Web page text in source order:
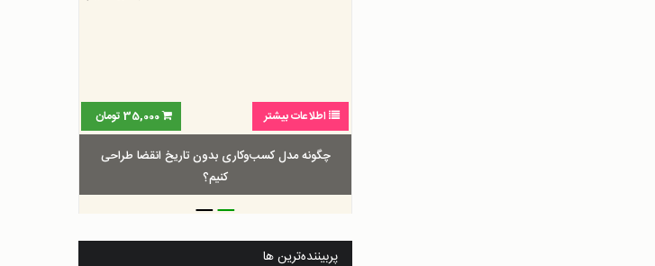
اطلاعات بیشتر 35,000تومان
چگونه مدل کسب‌و‌کاری بدون تاریخ انقضا طراحی
کنیم؟
__
پربیننده‌ترین ها